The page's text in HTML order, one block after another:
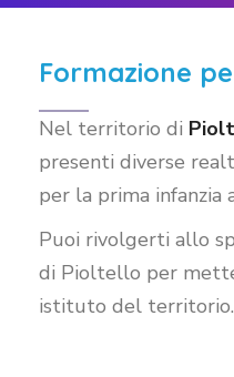
Formazione
Nel territorio di
presenti diverse
per la prima infanzia
Puoi rivolgerti allo
di Pioltello per
istituto del territorio.